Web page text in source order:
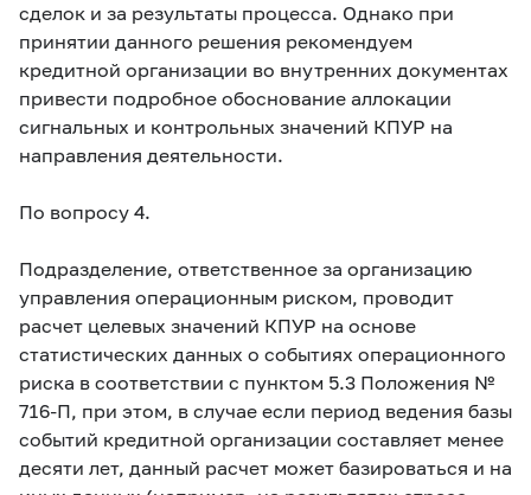
сделок и за результаты процесса. Однако при
принятии данного решения рекомендуем
кредитной организации во внутренних документах
привести подробное обоснование аллокации
сигнальных и контрольных значений КПУР на
направления деятельности.
По вопросу 4.
Подразделение, ответственное за организацию
управления операционным риском, проводит
расчет целевых значений КПУР на основе
статистических данных о событиях операционного
риска в соответствии с пунктом 5.3 Положения №
716-П, при этом, в случае если период ведения базы
событий кредитной организации составляет менее
десяти лет, данный расчет может базироваться и на